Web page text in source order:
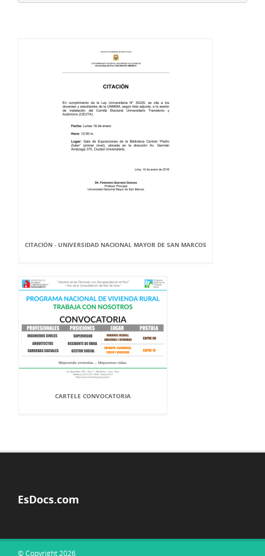
CITACIÓN - UNIVERSIDAD NACIONAL MAYOR DE SAN MARCOS
CARTELE CONVOCATORIA
EsDocs.com
© Copyright 2026